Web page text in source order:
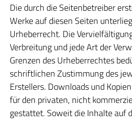
Die durch die Seitenbetreiber
Werke auf diesen Seiten
Urheberrecht. Die
Verbreitung und jede Art der
Grenzen des Urheberrechtes
schriftlichen Zustimmung des
Erstellers. Downloads und
für den privaten, nicht
gestattet. Soweit die Inhalte auf